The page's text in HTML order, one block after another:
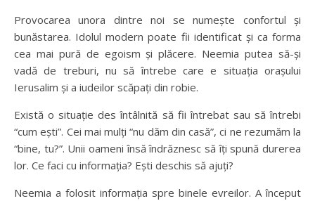
Provocarea unora dintre noi se numește confortul și
bunăstarea. Idolul modern poate fii identificat și ca forma
cea mai pură de egoism și plăcere. Neemia putea să-și
vadă de treburi, nu să întrebe care e situația orașului
Ierusalim și a iudeilor scăpați din robie.
Există o situație des întâlnită să fii întrebat sau să întrebi
“cum ești”. Cei mai mulți “nu dăm din casă”, ci ne rezumăm la
“bine, tu?”. Unii oameni însă îndrăznesc să îți spună durerea
lor. Ce faci cu informația? Ești deschis să ajuți?
Neemia a folosit informația spre binele evreilor. A început